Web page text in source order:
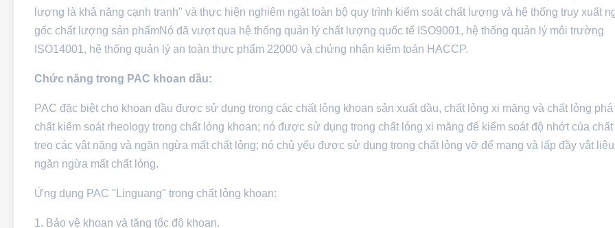
lượng là khả năng cạnh tranh" và thực hiện nghiêm ngặt toàn bộ quy trình kiểm soát chất lượng và hệ thống truy xuất
gốc chất lượng sản phẩmNó đã vượt qua hệ thống quản lý chất lượng quốc tế ISO9001, hệ thống quản lý môi trường
ISO14001, hệ thống quản lý an toàn thực phẩm 22000 và chứng nhận kiểm toán HACCP.
Chức năng trong PAC khoan dầu:
PAC đặc biệt cho khoan dầu được sử dụng trong các chất lỏng khoan sản xuất dầu, chất lỏng xi măng và chất lỏng
chất kiểm soát rheology trong chất lỏng khoan; nó được sử dụng trong chất lỏng xi măng để kiểm soát độ nhớt của
treo các vật nặng và ngăn ngừa mất chất lỏng; nó chủ yếu được sử dụng trong chất lỏng vỡ để mang và lấp đầy vật
ngăn ngừa mất chất lỏng.
Ứng dụng PAC "Linguang" trong chất lỏng khoan:
1. Bảo vệ khoan và tăng tốc độ khoan.